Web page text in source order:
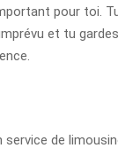
pour toi.
et tu
service de